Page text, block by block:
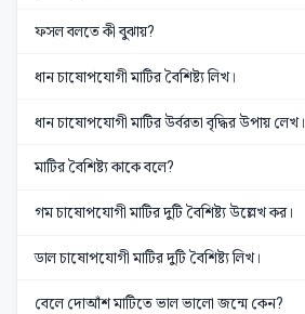
ফসল বলতে কী বুঝায়?
ধান চাষোপযোগী মাটির বৈশিষ্ট্য লিখ।
ধান চাষোপযোগী মাটির উর্বরতা বৃদ্ধির উপায় লেখ।
মাটির বৈশিষ্ট্য কাকে বলে?
গম চাষোপযোগী মাটির দুটি বৈশিষ্ট্য উল্লেখ কর।
ডাল চাষোপযোগী মাটির দুটি বৈশিষ্ট্য লিখ।
বেলে দোআঁশ মাটিতে ভাল ভালো জন্মে কেন?